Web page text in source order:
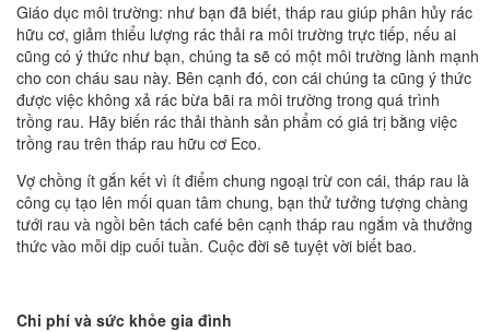
Giáo dục môi trường: như bạn đã biết, tháp rau giúp phân hủy rác
hữu cơ, giảm thiểu lượng rác thải ra môi trường trực tiếp, nếu ai
cũng có ý thức như bạn, chúng ta sẽ có một môi trường lành mạnh
cho con cháu sau này. Bên cạnh đó, con cái chúng ta cũng ý thức
được việc không xả rác bừa bãi ra môi trường trong quá trình
trồng rau. Hãy biến rác thải thành sản phẩm có giá trị bằng việc
trồng rau trên tháp rau hữu cơ Eco.
Vợ chồng ít gắn kết vì ít điểm chung ngoại trừ con cái, tháp rau là
công cụ tạo lên mối quan tâm chung, bạn thử tưởng tượng chàng
tưới rau và ngồi bên tách café bên cạnh tháp rau ngắm và thưởng
thức vào mỗi dịp cuối tuần. Cuộc đời sẽ tuyệt vời biết bao.
Chi phí và sức khỏe gia đình